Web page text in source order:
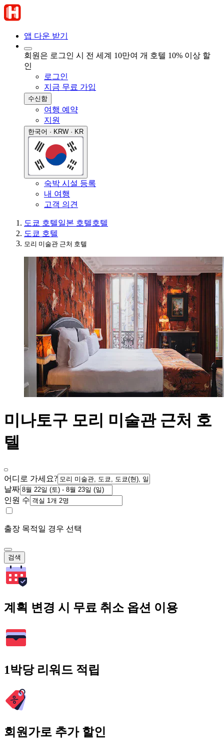
앱 다운 받기
회원은 로그인 시 전 세계 10만여 개 호텔 10% 이상 할
인
로그인
지금 무료 가입
수신함
여행 예약
지원
한국어 · KRW · KR
숙박 시설 등록
내 여행
고객 의견
도쿄 호텔일본 호텔호텔
도쿄 호텔
모리 미술관 근처 호텔
미나토구 모리 미술관 근처 호
텔
어디로 가세요?
날짜
인원 수
출장 목적일 경우 선택
검색
계획 변경 시 무료 취소 옵션 이용
1박당 리워드 적립
회원가로 추가 할인